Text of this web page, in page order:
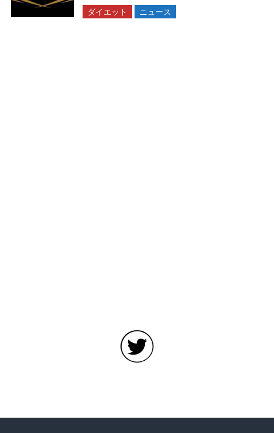
ダイエット ニュース